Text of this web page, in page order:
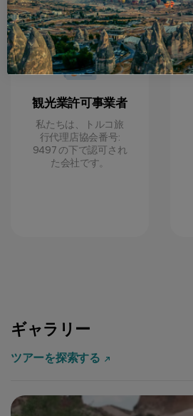
観光業許可事業者
私たちは、トルコ旅
行代理店協会番号:
9497 の下で認可され
た会社です。
ギャラリー
ツアーを探索する